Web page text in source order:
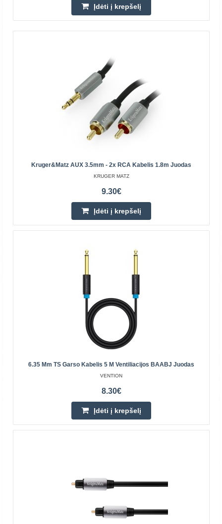
kištukas 4pin 1m AV183 - Juodas
Kabelis su 3.5mm 4pin stereo kištukais skirtas perduoti
garso signalą kartu si mikrofono singalu. Su šiuo kabeliu
galima sujungti įvairią įrangą - nešiojąmą kom..
Parduotuvėje Kaune NĖRA
Centriniame Sandėlyje NĖRA
Įdėti į krepšelį
Pridėti prie pageidavimų sąrašo
UGREEN AV119 AUX 3.5mm laidas 0.5m
ir padengtas 24 karatų auksu, garantuoja nepriekaištingą
garsą. Laidas leidžia prijungti bet kokios konfig..
Centriniame Sandėlyje NĖRA
Įdėti į krepšelį
Kruger&Matz AUX 3.5mm - 2x RCA Kabelis 1.8m Juodas
KRUGER MATZ
9.30€
Įdėti į krepšelį
6.35 Mm TS Garso Kabelis 5 M Ventiliacijos BAABJ Juodas
VENTION
8.30€
Įdėti į krepšelį